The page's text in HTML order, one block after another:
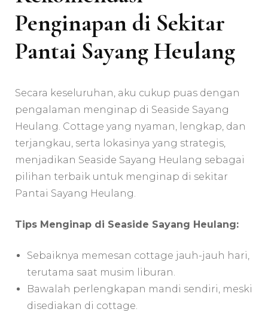
Penginapan di Sekitar
Pantai Sayang Heulang
Secara keseluruhan, aku cukup puas dengan
pengalaman menginap di Seaside Sayang
Heulang. Cottage yang nyaman, lengkap, dan
terjangkau, serta lokasinya yang strategis,
menjadikan Seaside Sayang Heulang sebagai
pilihan terbaik untuk menginap di sekitar
Pantai Sayang Heulang.
Tips Menginap di Seaside Sayang Heulang:
Sebaiknya memesan cottage jauh-jauh hari,
terutama saat musim liburan.
Bawalah perlengkapan mandi sendiri, meski
disediakan di cottage.